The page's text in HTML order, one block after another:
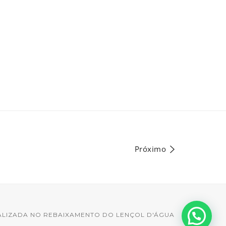
Próximo
NO REBAIXAMENTO DO LENÇOL D'ÁGUA